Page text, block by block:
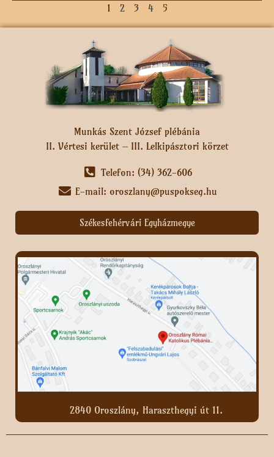
1 2 3 4 5
Munkás Szent József plébánia
II. Vértesi kerület – III. Lelkipásztori körzet
Telefon: (34) 362-606
E-mail: oroszlany@puspokseg.hu
Székesfehérvári Egyházmegye
2840 Oroszlány, Haraszthegyi út 11.